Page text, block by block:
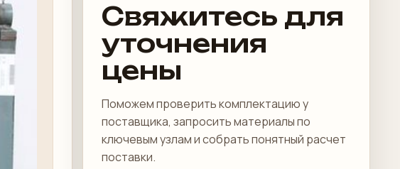
Свяжитесь для
уточнения
цены
Поможем проверить комплектацию у
поставщика, запросить материалы по
ключевым узлам и собрать понятный расчет
поставки.